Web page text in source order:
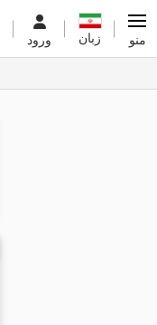
ورود زبان منو